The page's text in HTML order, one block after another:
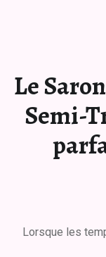
Le
Semi-
Lorsque les